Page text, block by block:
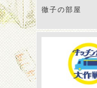
徹子の部屋